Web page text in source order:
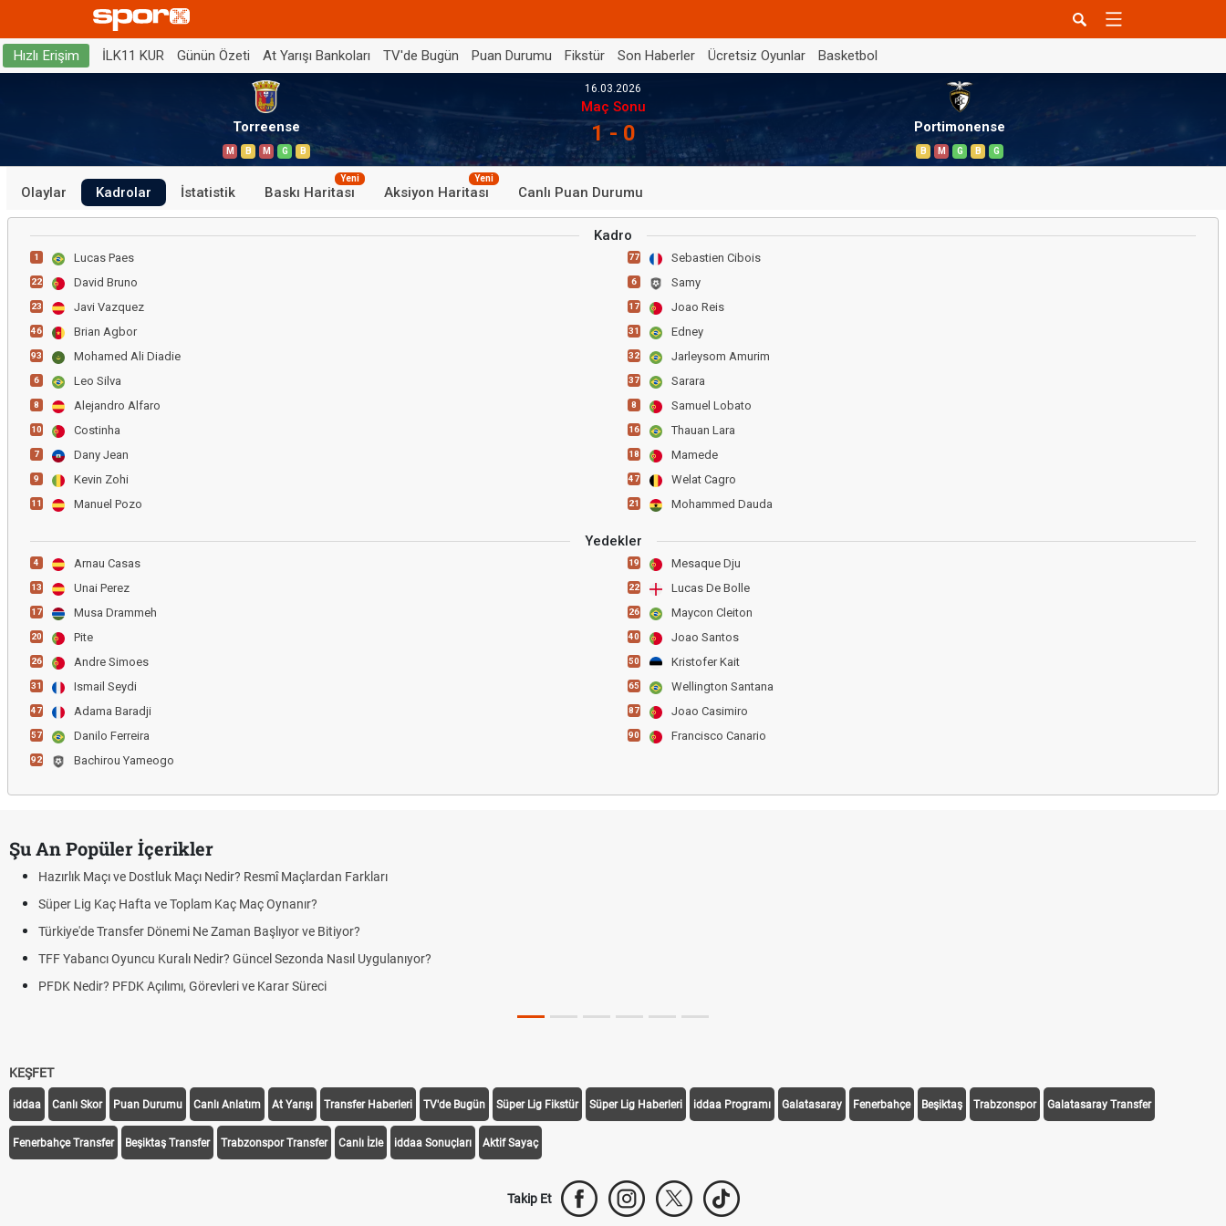
Hızlı Erişim İLK11 KUR Günün Özeti At Yarışı Bankoları TV'de Bugün Puan Durumu Fikstür Son Haberler Ücretsiz Oyunlar Basketbol
Torreense
M B M G B
16.03.2026
Maç Sonu
1 - 0 Portimonense
B M G B G
Olaylar Kadrolar İstatistik Baskı Haritası
Yeni
Aksiyon Haritası
Yeni
Canlı Puan Durumu
Kadro
1 Lucas Paes
22 David Bruno
23 Javi Vazquez
46 Brian Agbor
93 Mohamed Ali Diadie
6 Leo Silva
8 Alejandro Alfaro
10 Costinha
7 Dany Jean
9 Kevin Zohi
11 Manuel Pozo
77 Sebastien Cibois
6 Samy
17 Joao Reis
31 Edney
32 Jarleysom Amurim
37 Sarara
8 Samuel Lobato
16 Thauan Lara
18 Mamede
47 Welat Cagro
21 Mohammed Dauda
Yedekler
4 Arnau Casas
13 Unai Perez
17 Musa Drammeh
20 Pite
26 Andre Simoes
31 Ismail Seydi
47 Adama Baradji
57 Danilo Ferreira
92 Bachirou Yameogo
19 Mesaque Dju
22 Lucas De Bolle
26 Maycon Cleiton
40 Joao Santos
50 Kristofer Kait
65 Wellington Santana
87 Joao Casimiro
90 Francisco Canario
Şu An Popüler İçerikler
Hazırlık Maçı ve Dostluk Maçı Nedir? Resmî Maçlardan Farkları
Süper Lig Kaç Hafta ve Toplam Kaç Maç Oynanır?
Türkiye'de Transfer Dönemi Ne Zaman Başlıyor ve Bitiyor?
TFF Yabancı Oyuncu Kuralı Nedir? Güncel Sezonda Nasıl Uygulanıyor?
PFDK Nedir? PFDK Açılımı, Görevleri ve Karar Süreci
KEŞFET
iddaa Canlı Skor Puan Durumu Canlı Anlatım At Yarışı Transfer Haberleri TV'de Bugün Süper Lig Fikstür Süper Lig Haberleri iddaa Programı Galatasaray Fenerbahçe Beşiktaş Trabzonspor Galatasaray Transfer
Fenerbahçe Transfer Beşiktaş Transfer Trabzonspor Transfer Canlı İzle iddaa Sonuçları Aktif Sayaç
Takip Et